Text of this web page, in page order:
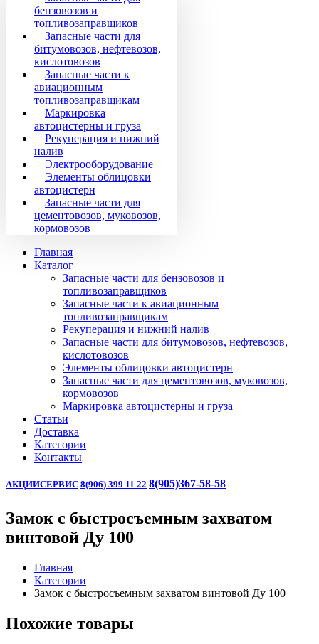
бензовозов и
топливозаправщиков
Запасные части для
битумовозов, нефтевозов,
кислотовозов
Запасные части к
авиационным
топливозаправщикам
Маркировка
автоцистерны и груза
Рекуперация и нижний
налив
Электрооборудование
Элементы облицовки
автоцистерн
Запасные части для
цементовозов, муковозов,
кормовозов
Главная
Каталог
Запасные части для бензовозов и
топливозаправщиков
Запасные части к авиационным
топливозаправщикам
Рекуперация и нижний налив
Запасные части для битумовозов, нефтевозов,
кислотовозов
Элементы облицовки автоцистерн
Запасные части для цементовозов, муковозов,
кормовозов
Маркировка автоцистерны и груза
Статьи
Доставка
Категории
Контакты
АКЦИИСЕРВИС 8(906) 399 11 22 8(905)367-58-58
Замок с быстросъемным захватом
винтовой Ду 100
Главная
Категории
Замок с быстросъемным захватом винтовой Ду 100
Похожие товары